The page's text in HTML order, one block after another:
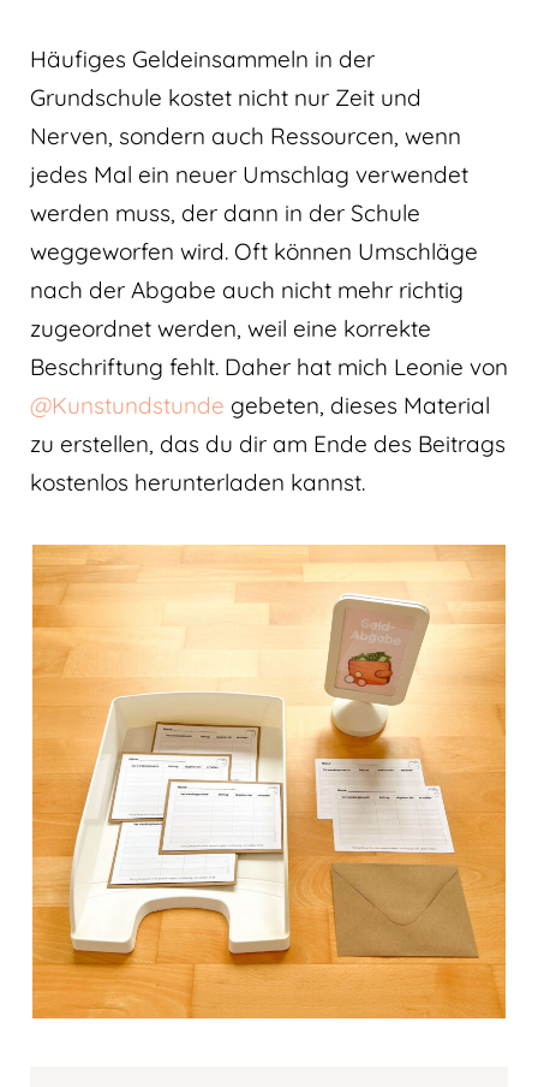
Häufiges Geldeinsammeln in der
Grundschule kostet nicht nur Zeit und
Nerven, sondern auch Ressourcen, wenn
jedes Mal ein neuer Umschlag verwendet
werden muss, der dann in der Schule
weggeworfen wird. Oft können Umschläge
nach der Abgabe auch nicht mehr richtig
zugeordnet werden, weil eine korrekte
Beschriftung fehlt. Daher hat mich Leonie von
@Kunstundstunde gebeten, dieses Material
zu erstellen, das du dir am Ende des Beitrags
kostenlos herunterladen kannst.